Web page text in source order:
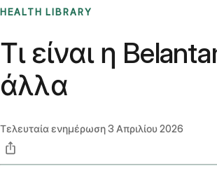
HEALTH LIBRARY
Τι είναι η
άλλα
Τελευταία ενημέρωση3 Απριλίου 2026